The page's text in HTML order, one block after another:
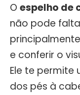
O espelho de
não pode
e conferir o
Ele te permite
dos pés à